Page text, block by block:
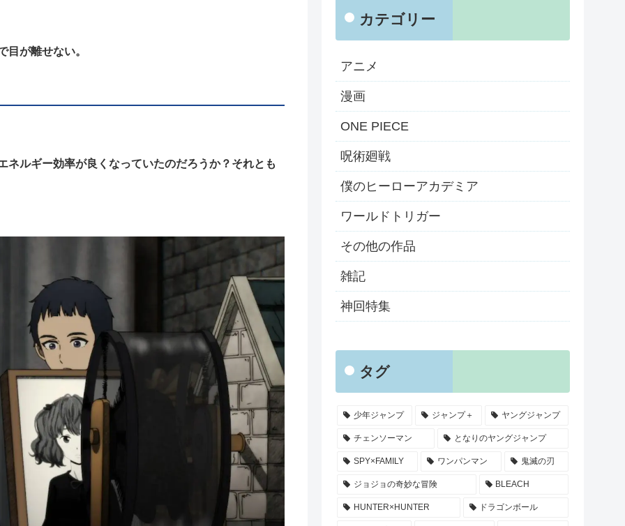
目が離せない。
ルギー効率が良くなっていたのだろうか？それとも
カテゴリー
アニメ
漫画
ONE PIECE
呪術廻戦
僕のヒーローアカデミア
ワールドトリガー
その他の作品
雑記
神回特集
タグ
少年ジャンプ ジャンプ＋ ヤングジャンプ
チェンソーマン となりのヤングジャンプ
SPY×FAMILY ワンパンマン 鬼滅の刃
ジョジョの奇妙な冒険 BLEACH
HUNTER×HUNTER ドラゴンボール